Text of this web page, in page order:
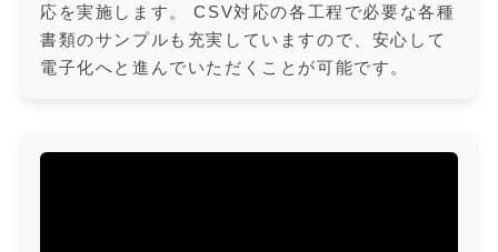
応を実施します。 CSV対応の各工程で必要な各種
書類のサンプルも充実していますので、安心して
電子化へと進んでいただくことが可能です。